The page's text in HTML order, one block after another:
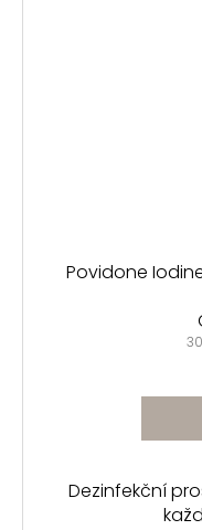
Povidone
Dezinfekční